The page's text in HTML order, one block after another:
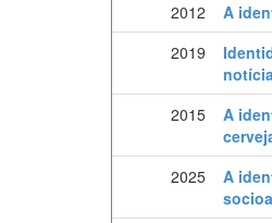
2012
A
2019
2015
A
2025
A